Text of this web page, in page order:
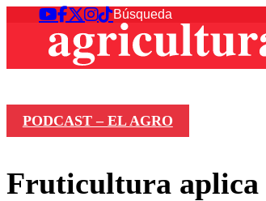
PODCAST – EL AGRO
Fruticultura aplica